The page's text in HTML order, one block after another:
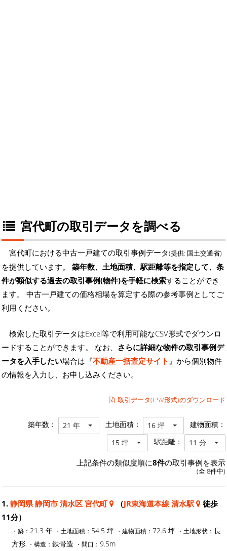
宮代町の取引データを調べる
宮代町における中古一戸建ての取引事例データ(提供: 国土交通省)
を提供しています。 築年数、土地面積、駅距離等を指定して、条
件が類似する過去の取引事例(物件)を手軽に検索することができ
ます。 中古一戸建ての価格相場を算定する際の参考事例としてご
利用ください。
検索した取引データはExcel等で利用可能なCSV形式でダウンロ
ードすることができます。 なお、 さらに詳細な物件の取引事例デ
ータを入手したい場合は『不動産一括査定サイト 』から個別物件
の情報を入力し、お申し込みください。
取引データ(CSV形式)のダウンロード
築年数： 21 年 土地面積： 16 坪 建物面積：
15 坪 駅距離： 11 分
上記条件の類似度順に8件の取引事例を表示
(全 8件中)
1. 静岡県 静岡市 清水区 宮代町 （JR東海道本線 清水駅
徒歩
11分）
・築： 21.3 年 ・土地面積： 54.5 坪 ・建物面積： 72.6 坪 ・土地形状： 長
方形 ・構造： 鉄骨造 ・間口： 9.5m